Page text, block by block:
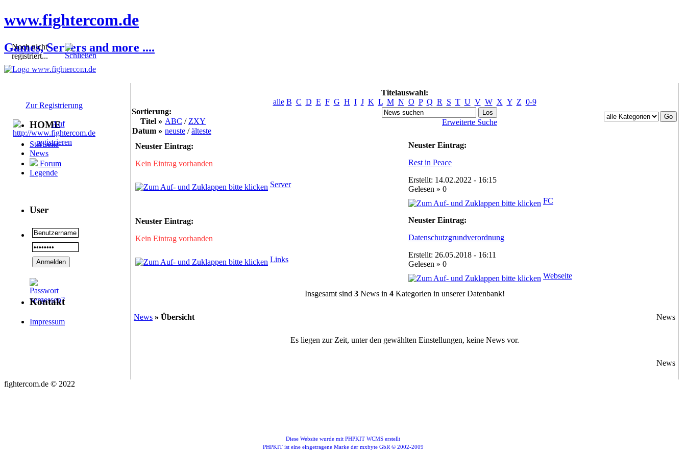
www.fightercom.de
Games, Servers and more ....
HOME
Startseite
News
Forum
Legende
User
Kontakt
Impressum
Titelauswahl:
alle B C D E F G H I J K L M N O P Q R S T U V W X Y Z 0-9
Sortierung:
Titel » ABC / ZXY
Datum » neuste /älteste
Erweiterte Suche
Neuster Eintrag:
Kein Eintrag vorhanden
Server
Neuster Eintrag:
Rest in Peace
Erstellt: 14.02.2022 - 16:15
Gelesen » 0
FC
Neuster Eintrag:
Kein Eintrag vorhanden
Links
Neuster Eintrag:
Datenschutzgrundverordnung
Erstellt: 26.05.2018 - 16:11
Gelesen » 0
Webseite
Insgesamt sind 3News in 4Kategorien in unserer Datenbank!
News » Übersicht News
Es liegen zur Zeit, unter den gewählten Einstellungen, keine News vor.
News
fightercom.de © 2022
Noch nicht
registriert...
Sie sind noch nicht
Zur Registrierung
Diese Website wurde mit PHPKIT WCMS erstellt
PHPKIT ist eine eingetragene Marke der mxbyte GbR © 2002-2009